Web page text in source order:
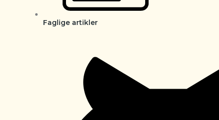
Faglige artikler